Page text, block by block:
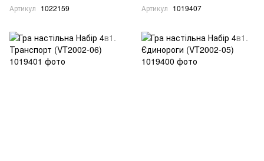
Артикул 1022159 Артикул 1019407